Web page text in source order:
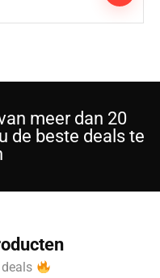
meer dan 20
de beste deals te